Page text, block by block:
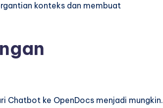
konteks dan membuat
Chatbot ke OpenDocs menjadi mungkin.